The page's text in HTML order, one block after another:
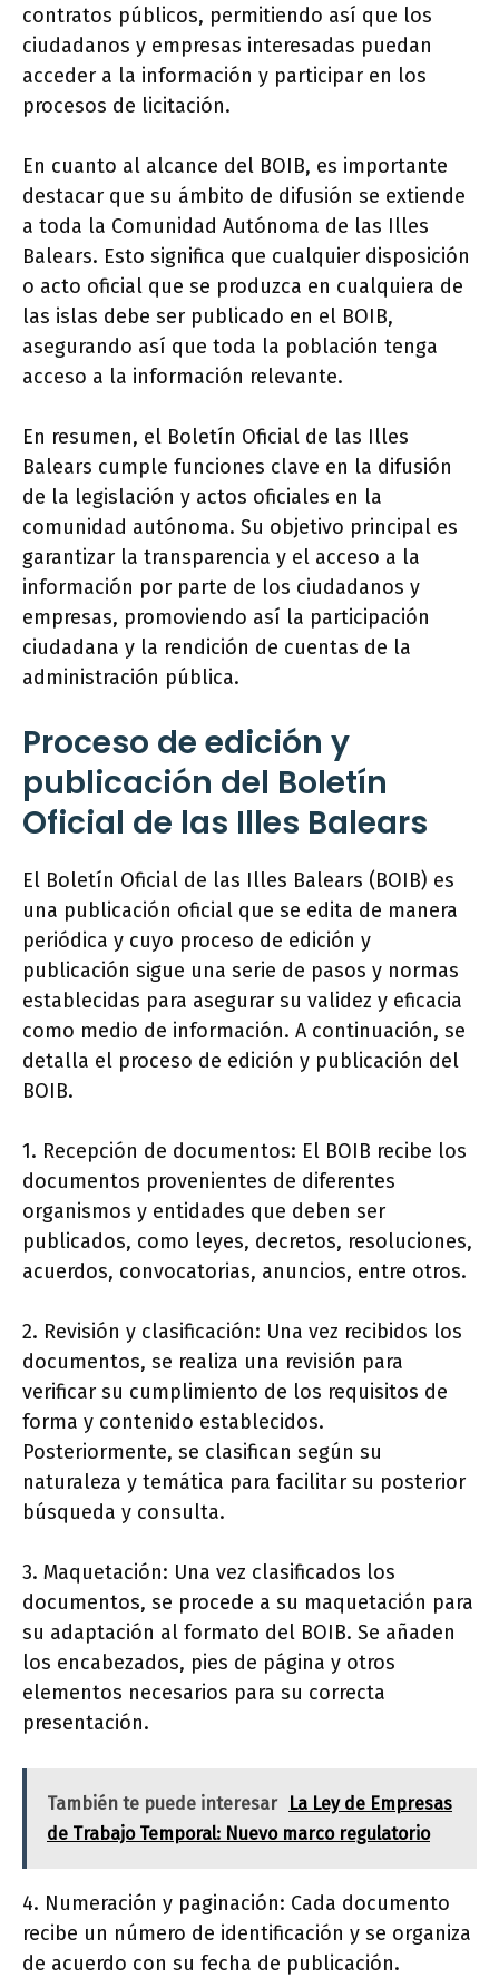
contratos públicos, permitiendo así que los
ciudadanos y empresas interesadas puedan
acceder a la información y participar en los
procesos de licitación.
En cuanto al alcance del BOIB, es importante
destacar que su ámbito de difusión se extiende
a toda la Comunidad Autónoma de las Illes
Balears. Esto significa que cualquier disposición
o acto oficial que se produzca en cualquiera de
las islas debe ser publicado en el BOIB,
asegurando así que toda la población tenga
acceso a la información relevante.
En resumen, el Boletín Oficial de las Illes
Balears cumple funciones clave en la difusión
de la legislación y actos oficiales en la
comunidad autónoma. Su objetivo principal es
garantizar la transparencia y el acceso a la
información por parte de los ciudadanos y
empresas, promoviendo así la participación
ciudadana y la rendición de cuentas de la
administración pública.
Proceso de edición y
publicación del Boletín
Oficial de las Illes Balears
El Boletín Oficial de las Illes Balears (BOIB) es
una publicación oficial que se edita de manera
periódica y cuyo proceso de edición y
publicación sigue una serie de pasos y normas
establecidas para asegurar su validez y eficacia
como medio de información. A continuación, se
detalla el proceso de edición y publicación del
BOIB.
1. Recepción de documentos: El BOIB recibe los
documentos provenientes de diferentes
organismos y entidades que deben ser
publicados, como leyes, decretos, resoluciones,
acuerdos, convocatorias, anuncios, entre otros.
2. Revisión y clasificación: Una vez recibidos los
documentos, se realiza una revisión para
verificar su cumplimiento de los requisitos de
forma y contenido establecidos.
Posteriormente, se clasifican según su
naturaleza y temática para facilitar su posterior
búsqueda y consulta.
3. Maquetación: Una vez clasificados los
documentos, se procede a su maquetación para
su adaptación al formato del BOIB. Se añaden
los encabezados, pies de página y otros
elementos necesarios para su correcta
presentación.
También te puede interesar
La Ley de Empresas
de Trabajo Temporal: Nuevo marco regulatorio
4. Numeración y paginación: Cada documento
recibe un número de identificación y se organiza
de acuerdo con su fecha de publicación.